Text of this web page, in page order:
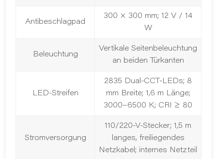
Antibeschlagpad
300 × 300 mm; 12 V / 14
W
Beleuchtung
Vertikale Seitenbeleuchtung
an beiden Türkanten
LED-Streifen
2835 Dual-CCT-LEDs; 8
mm Breite; 1,6 m Länge;
3000–6500 K; CRI ≥ 80
Stromversorgung
110/220-V-Stecker; 1,5 m
langes, freiliegendes
Netzkabel; internes Netzteil